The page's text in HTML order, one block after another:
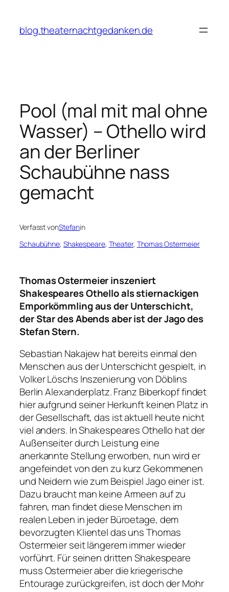
springen
blog.theaternachtgedanken.de
Pool (mal mit mal ohne
Wasser) – Othello wird
an der Berliner
Schaubühne nass
gemacht
Verfasst vonStefanin
Schaubühne, Shakespeare, Theater, Thomas Ostermeier
Thomas Ostermeier inszeniert
Shakespeares Othello als stiernackigen
Emporkömmling aus der Unterschicht,
der Star des Abends aber ist der Jago des
Stefan Stern.
Sebastian Nakajew hat bereits einmal den
Menschen aus der Unterschicht gespielt, in
Volker Löschs Inszenierung von Döblins
Berlin Alexanderplatz. Franz Biberkopf findet
hier aufgrund seiner Herkunft keinen Platz in
der Gesellschaft, das ist aktuell heute nicht
viel anders. In Shakespeares Othello hat der
Außenseiter durch Leistung eine
anerkannte Stellung erworben, nun wird er
angefeindet von den zu kurz Gekommenen
und Neidern wie zum Beispiel Jago einer ist.
Dazu braucht man keine Armeen auf zu
fahren, man findet diese Menschen im
realen Leben in jeder Büroetage, dem
bevorzugten Klientel das uns Thomas
Ostermeier seit längerem immer wieder
vorführt. Für seinen dritten Shakespeare
muss Ostermeier aber die kriegerische
Entourage zurückgreifen, ist doch der Mohr